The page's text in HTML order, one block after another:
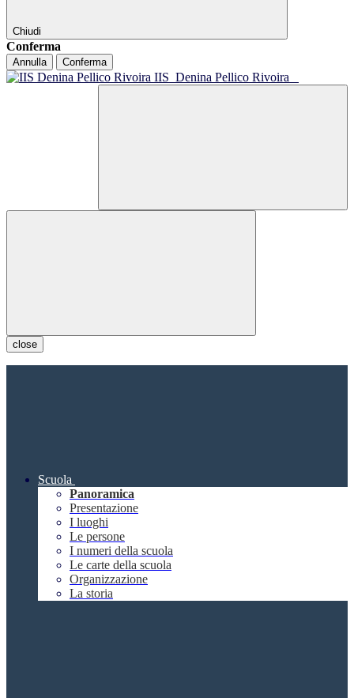
Chiudi
Conferma
Annulla Conferma
IIS Denina Pellico Rivoira
close
Scuola
Panoramica
Presentazione
I luoghi
Le persone
I numeri della scuola
Le carte della scuola
Organizzazione
La storia